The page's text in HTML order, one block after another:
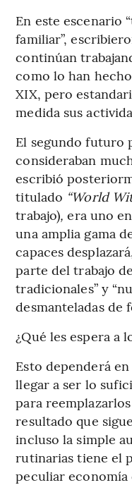
En este escenario
familiar”,
continúan
como lo han
XIX, pero
medida sus
El segundo futuro
consideraban
escribió
titulado “World
trabajo),era uno
una amplia gama
capaces
parte del trabajo
tradicionales” y
desmanteladas de
¿Qué les espera a
Esto dependerá
llegar a ser lo
para
resultado que
incluso la simple
rutinarias tiene el
peculiar